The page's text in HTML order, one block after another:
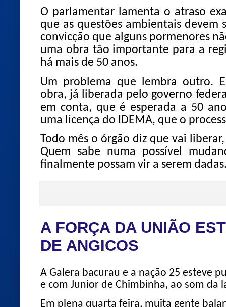
O parlamentar lamenta o atraso
que as questões ambientais devem
convicção que alguns pormenores
uma obra tão importante para a
há mais de 50 anos.
Um problema que lembra outro.
obra, já liberada pelo governo
em conta, que é esperada a 50
uma licença do IDEMA, que o
Todo mês o órgão diz que vai
Quem sabe numa possível
finalmente possam vir a serem
A FORÇA DA UNIÃO
DE ANGICOS
A Galera bacurau e a nação 25 esteve
e com Junior de Chimbinha, ao som da
Em plena quarta feira, muita gente